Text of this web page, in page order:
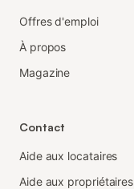
Offres d'emploi
À propos
Magazine
Contact
Aide aux locataires
Aide aux propriétaires